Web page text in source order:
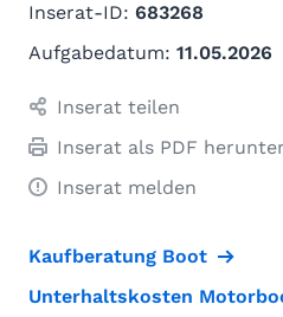
Inserat-ID: 683268
Aufgabedatum: 11.05.2026
Inserat teilen
Inserat als PDF
Inserat melden
Kaufberatung Boot
Unterhaltskosten